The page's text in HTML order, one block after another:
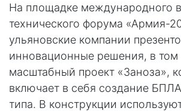
На площадке международного
технического форума «Армия-
ульяновские компании
инновационные решения, в том
масштабный проект «Заноза»,
включает в себя создание
типа. В конструкции